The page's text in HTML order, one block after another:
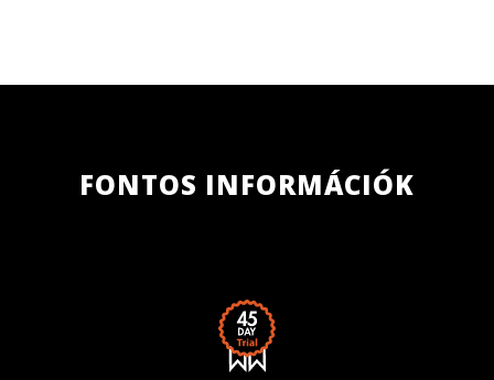
FONTOS INFORMÁCIÓK